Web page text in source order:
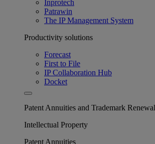
Inprotech
Patrawin
The IP Management System
Productivity solutions
Forecast
First to File
IP Collaboration Hub
Docket
Patent Annuities and Trademark
Intellectual Property
Patent Annuities